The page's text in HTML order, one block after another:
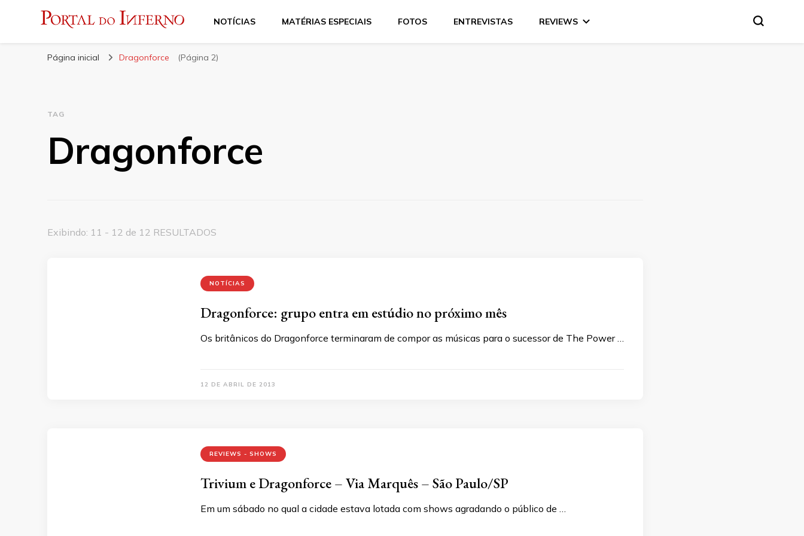
Portal do Inferno
NOTÍCIAS MATÉRIAS ESPECIAIS FOTOS ENTREVISTAS REVIEWS
Página inicial Dragonforce (Página 2)
TAG
Dragonforce
Exibindo: 11 - 12 de 12 RESULTADOS
NOTÍCIAS
Dragonforce: grupo entra em estúdio no próximo mês
Os britânicos do Dragonforce terminaram de compor as músicas para o sucessor de The Power …
12 DE ABRIL DE 2013
REVIEWS - SHOWS
Trivium e Dragonforce – Via Marquês – São Paulo/SP
Em um sábado no qual a cidade estava lotada com shows agradando o público de …